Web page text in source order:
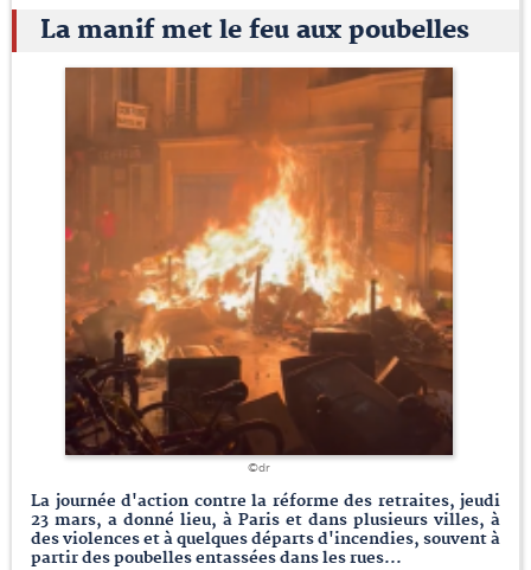
La manif met le feu aux poubelles
©dr
La journée d'action contre la réforme des retraites, jeudi
23 mars, a donné lieu, à Paris et dans plusieurs villes, à
des violences et à quelques départs d'incendies, souvent à
partir des poubelles entassées dans les rues...